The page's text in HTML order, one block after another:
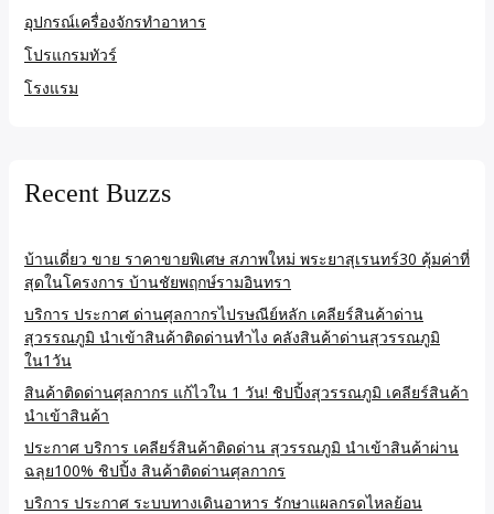
อุปกรณ์เครื่องจักรทำอาหาร
โปรแกรมทัวร์
โรงแรม
Recent Buzzs
บ้านเดี่ยว ขาย ราคาขายพิเศษ สภาพใหม่ พระยาสุเรนทร์30 คุ้มค่าที่
สุดในโครงการ บ้านชัยพฤกษ์รามอินทรา
บริการ ประกาศ ด่านศุลกากรไปรษณีย์หลัก เคลียร์สินค้าด่าน
สุวรรณภูมิ นำเข้าสินค้าติดด่านทำไง คลังสินค้าด่านสุวรรณภูมิ
ใน1วัน
สินค้าติดด่านศุลกากร แก้ไวใน 1 วัน! ชิปปิ้งสุวรรณภูมิ เคลียร์สินค้า
นำเข้าสินค้า
ประกาศ บริการ เคลียร์สินค้าติดด่าน สุวรรณภูมิ นำเข้าสินค้าผ่าน
ฉลุย100% ชิปปิ้ง สินค้าติดด่านศุลกากร
บริการ ประกาศ ระบบทางเดินอาหาร รักษาแผลกรดไหลย้อน